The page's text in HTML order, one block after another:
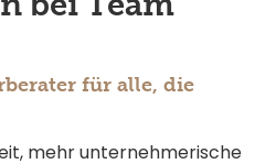
für alle, die
mehr unternehmerische